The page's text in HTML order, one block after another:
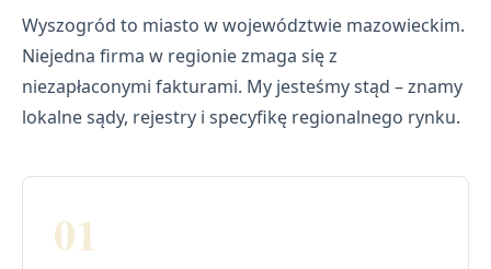
Wyszogród to miasto w województwie mazowieckim.
Niejedna firma w regionie zmaga się z
niezapłaconymi fakturami. My jesteśmy stąd – znamy
lokalne sądy, rejestry i specyfikę regionalnego rynku.
01